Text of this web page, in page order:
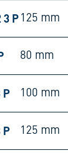
3 P 125 mm
80 mm
P 100 mm
P 125 mm